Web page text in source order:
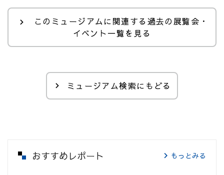
このミュージアムに関連する過去の展覧会・
イベント一覧を見る
ミュージアム検索にもどる
おすすめレポート もっとみる